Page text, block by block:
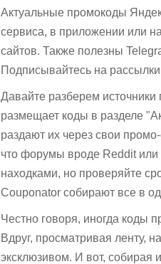
Актуальные промокоды
сервиса, в приложении или
сайтов. Также полезны
Подписывайтесь на
Давайте разберем
размещает коды в разделе
раздают их через свои
что форумы вроде Reddit или
находками, но проверяйте
Couponator собирают все в
Честно говоря, иногда коды
Вдруг, просматривая ленту,
эксклюзивом. И вот, собирая